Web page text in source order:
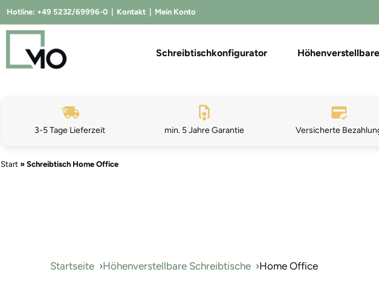
Hotline: +49 5232/69996-0 Kontakt Mein Konto
Schreibtischkonfigurator
3-5 Tage Lieferzeit min. 5 Jahre Garantie Versicherte
Start » Schreibtisch Home Office
Startseite Höhenverstellbare Schreibtische Home Office